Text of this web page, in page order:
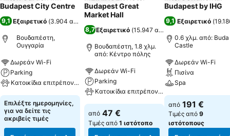
Budapest City Centre
9,1 Εξαιρετικό (3.904 αξιολογήσεις
Βουδαπέστη,
Ουγγαρία
Δωρεάν Wi-Fi
Parking
Κατοικίδια επιτρέπονται
Επιλέξτε ημερομηνίες,
για να δείτε τις
ακριβείς τιμές
Budapest Great
Market Hall
8,7Εξαιρετικό (15.947 αξιολογήσεις
Βουδαπέστη, 1.8 χλμ.
από: Κέντρο πόλης
Δωρεάν Wi-Fi
Parking
Κατοικίδια επιτρέπονται
από 47 €
Τιμές από 1 ιστότοπο
Budapest by IHG
9,1 Εξαιρετικό (
0.6 χλμ. από: Buda
Castle
Δωρεάν Wi-Fi
Πισίνα
Spa
από 191 €
Τιμές από 9
ιστότοπους